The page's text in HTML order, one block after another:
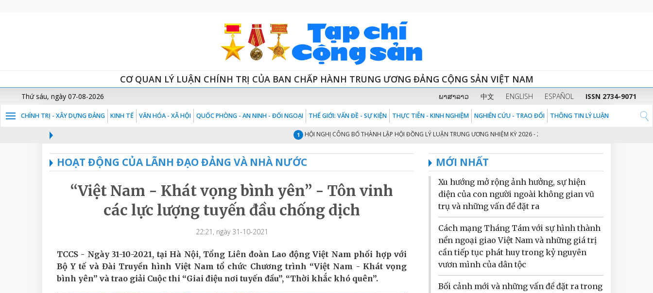
CƠ QUAN LÝ LUẬN CHÍNH TRỊ CỦA BAN CHẤP HÀNH TRUNG ƯƠNG ĐẢNG CỘNG SẢN VIỆT NAM
Thứ sáu, ngày 07-08-2026 ພາສາລາວ 中文 ENGLISH ESPAÑOL ISSN 2734-9071
CHÍNH TRỊ - XÂY DỰNG ĐẢNG KINH TẾ VĂN HÓA - XÃ HỘI QUỐC PHÒNG - AN NINH - ĐỐI NGOẠI THẾ GIỚI: VẤN ĐỀ - SỰ KIỆN THỰC TIỄN - KINH NGHIỆM NGHIÊN CỨU - TRAO ĐỔI THÔNG TIN LÝ LUẬN
HỘI NGHỊ CÔNG BỐ THÀNH LẬP HỘI ĐỒNG LÝ LUẬN TRUNG ƯƠNG NHIỆM KỲ 2026 - 2031 2
HOẠT ĐỘNG CỦA LÃNH ĐẠO ĐẢNG VÀ NHÀ NƯỚC
“Việt Nam - Khát vọng bình yên” - Tôn vinh
các lực lượng tuyến đầu chống dịch
22:21, ngày 31-10-2021
TCCS - Ngày 31-10-2021, tại Hà Nội, Tổng Liên đoàn Lao động Việt Nam phối hợp với
Bộ Y tế và Đài Truyền hình Việt Nam tổ chức Chương trình “Việt Nam - Khát vọng
bình yên” và trao giải Cuộc thi “Giai điệu nơi tuyến đầu”, “Thời khắc khó quên”.
MỚI NHẤT
Xu hướng mở rộng ảnh hưởng, sự hiện
diện của con người ngoài không gian vũ
trụ và những vấn đề đặt ra
Cách mạng Tháng Tám với sự hình thành
nền ngoại giao Việt Nam và những giá trị
cần tiếp tục phát huy trong kỷ nguyên
vươn mình của dân tộc
Bối cảnh mới và những vấn đề đặt ra trong